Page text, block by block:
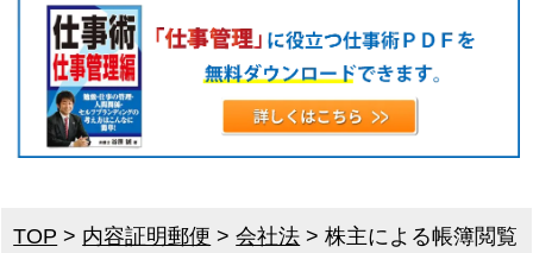
TOP > 内容証明郵便 >会社法 >株主による帳簿閲覧